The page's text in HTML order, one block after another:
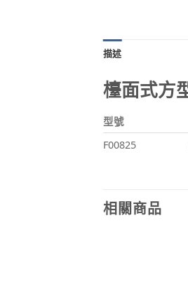
描述
檯面式方
型號
F00825
相關商品